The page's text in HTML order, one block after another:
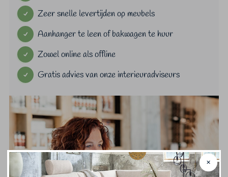
✕
Zeer snelle levertijden op meubels
Aanhanger te leen of bakwagen te huur
Zowel online als offline
Gratis advies van onze interieuradviseurs